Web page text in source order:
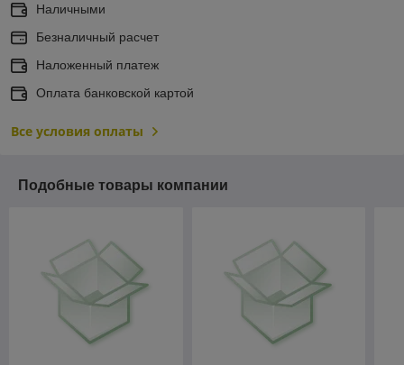
Наличными
Безналичный расчет
Наложенный платеж
Оплата банковской картой
Все условия оплаты
Подобные товары компании